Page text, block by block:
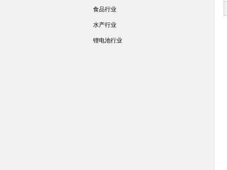
食品行业
水产行业
锂电池行业